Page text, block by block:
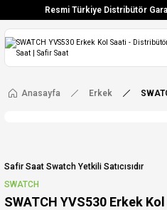
Resmi Türkiye Distribütör
Vade
Ücretsiz
Anasayfa Erkek
Safir Saat Swatch Yetkili Satıcısıdır
SWATCH
SWATCH YVS530 Erkek